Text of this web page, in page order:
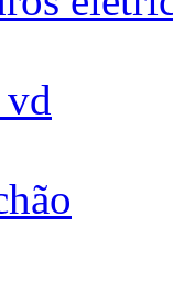
vd